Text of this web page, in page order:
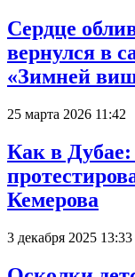
Сердце
вернулся в
«Зимней
25 марта 2026 11:42
Как в
Кемерова
3 декабря 2025 13:33